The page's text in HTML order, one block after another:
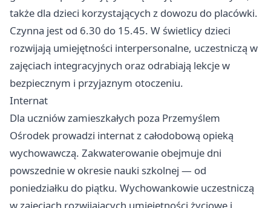
także dla dzieci korzystających z dowozu do placówki.
Czynna jest od 6.30 do 15.45. W świetlicy dzieci
rozwijają umiejętności interpersonalne, uczestniczą w
zajęciach integracyjnych oraz odrabiają lekcje w
bezpiecznym i przyjaznym otoczeniu.
Internat
Dla uczniów zamieszkałych poza Przemyślem
Ośrodek prowadzi internat z całodobową opieką
wychowawczą. Zakwaterowanie obejmuje dni
powszednie w okresie nauki szkolnej — od
poniedziałku do piątku. Wychowankowie uczestniczą